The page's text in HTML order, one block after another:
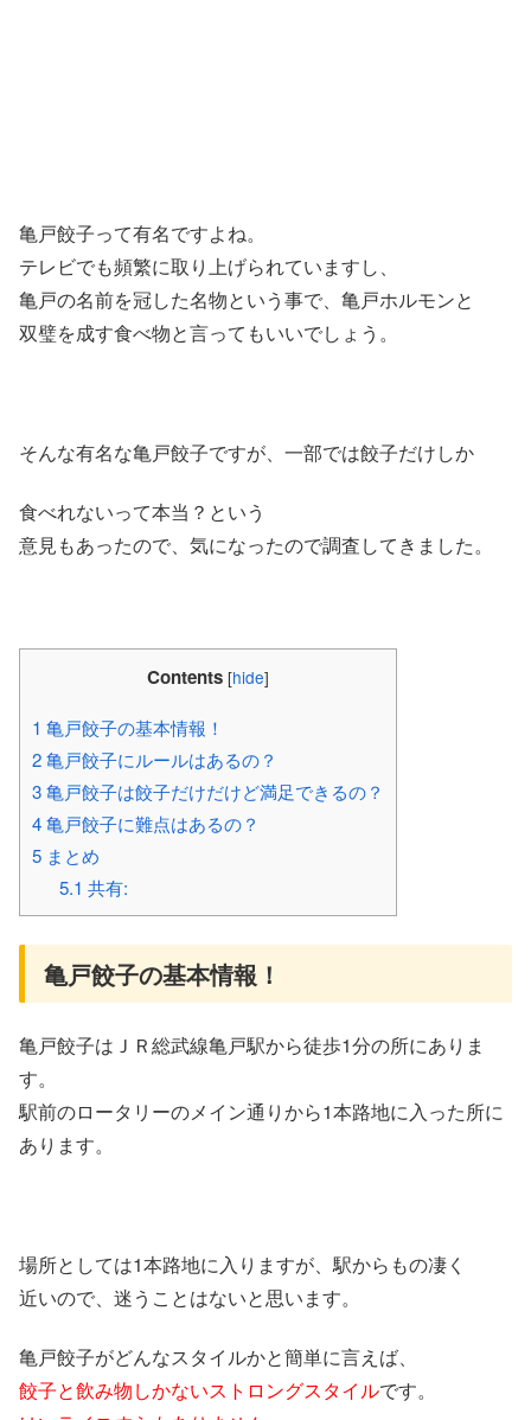
亀戸餃子って有名ですよね。
テレビでも頻繁に取り上げられていますし、
亀戸の名前を冠した名物という事で、亀戸ホルモンと
双璧を成す食べ物と言ってもいいでしょう。
そんな有名な亀戸餃子ですが、一部では餃子だけしか
食べれないって本当？という
意見もあったので、気になったので調査してきました。
Contents [hide]
1 亀戸餃子の基本情報！
2亀戸餃子にルールはあるの？
3亀戸餃子は餃子だけだけど満足できるの？
4亀戸餃子に難点はあるの？
5 まとめ
5.1 共有:
亀戸餃子の基本情報！
亀戸餃子はＪＲ総武線亀戸駅から徒歩1分の所にありま
す。
駅前のロータリーのメイン通りから1本路地に入った所に
あります。
場所としては1本路地に入りますが、駅からもの凄く
近いので、迷うことはないと思います。
亀戸餃子がどんなスタイルかと簡単に言えば、
餃子と飲み物しかないストロングスタイルです。